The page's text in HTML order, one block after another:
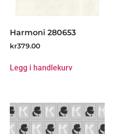
Harmoni 280653
kr379.00
Legg i handlekurv